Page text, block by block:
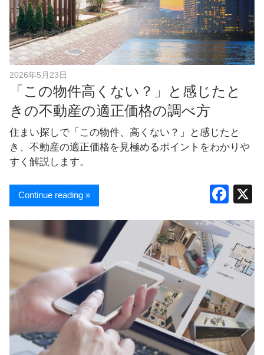
2026年5月23日
「この物件高くない？」と感じたと
きの不動産の適正価格の調べ方
住まい探しで「この物件、高くない？」と感じたと
き、不動産の適正価格を見極めるポイントをわかりや
すく解説します。
F
c
e
b
o
k
Continue reading »